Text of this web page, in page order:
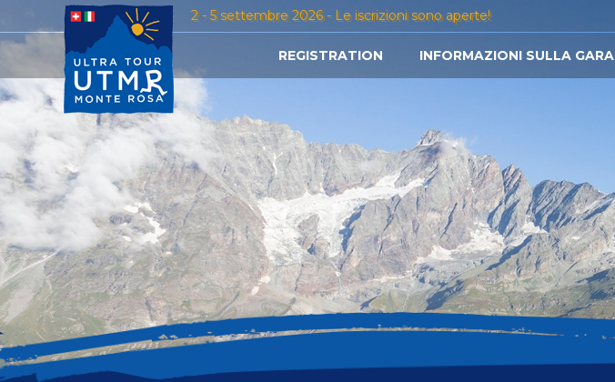
2 - 5 settembre 2026 - Le iscrizioni sono aperte!
REGISTRATION INFORMAZIONI SULLA GARA